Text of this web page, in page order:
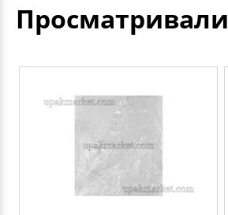
Просматривали